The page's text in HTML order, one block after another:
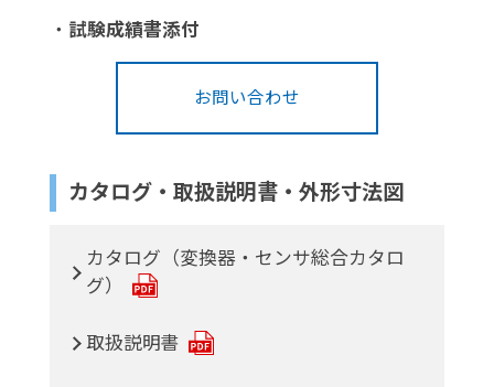
・ 試験成績書添付
お問い合わせ
カタログ・取扱説明書・外形寸法図
カタログ（変換器・センサ総合カタロ
グ）
取扱説明書